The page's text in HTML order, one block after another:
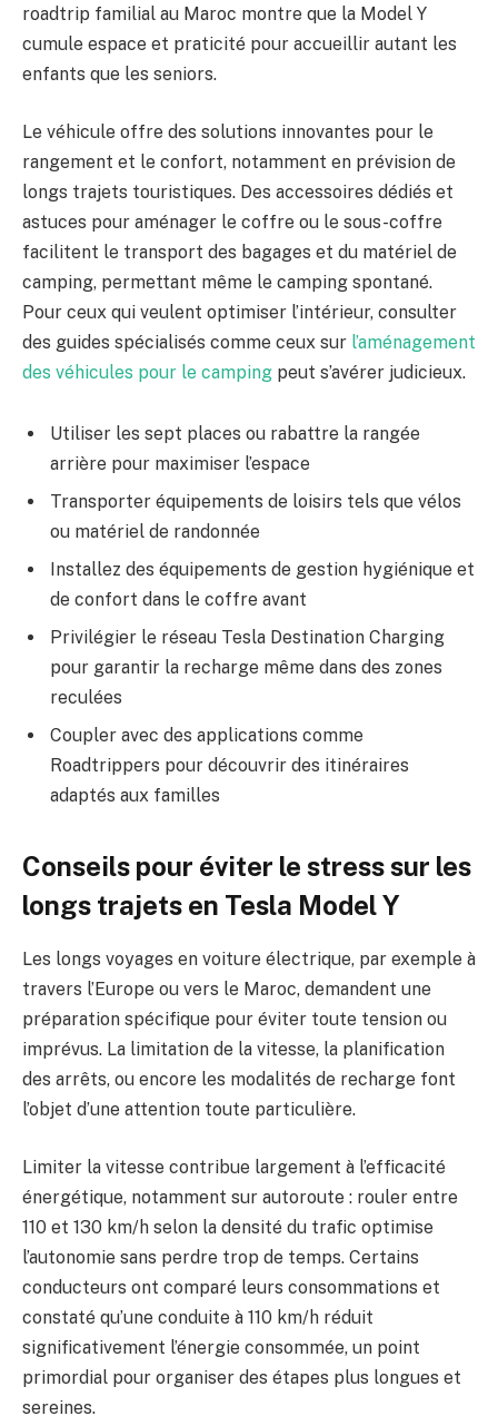
roadtrip familial au Maroc montre que la Model Y
cumule espace et praticité pour accueillir autant les
enfants que les seniors.
Le véhicule offre des solutions innovantes pour le
rangement et le confort, notamment en prévision de
longs trajets touristiques. Des accessoires dédiés et
astuces pour aménager le coffre ou le sous-coffre
facilitent le transport des bagages et du matériel de
camping, permettant même le camping spontané.
Pour ceux qui veulent optimiser l’intérieur, consulter
des guides spécialisés comme ceux sur l’aménagement
des véhicules pour le camping peut s’avérer judicieux.
Utiliser les sept places ou rabattre la rangée
arrière pour maximiser l’espace
Transporter équipements de loisirs tels que vélos
ou matériel de randonnée
Installez des équipements de gestion hygiénique et
de confort dans le coffre avant
Privilégier le réseau Tesla Destination Charging
pour garantir la recharge même dans des zones
reculées
Coupler avec des applications comme
Roadtrippers pour découvrir des itinéraires
adaptés aux familles
Conseils pour éviter le stress sur les
longs trajets en Tesla Model Y
Les longs voyages en voiture électrique, par exemple à
travers l’Europe ou vers le Maroc, demandent une
préparation spécifique pour éviter toute tension ou
imprévus. La limitation de la vitesse, la planification
des arrêts, ou encore les modalités de recharge font
l’objet d’une attention toute particulière.
Limiter la vitesse contribue largement à l’efficacité
énergétique, notamment sur autoroute : rouler entre
110 et 130 km/h selon la densité du trafic optimise
l’autonomie sans perdre trop de temps. Certains
conducteurs ont comparé leurs consommations et
constaté qu’une conduite à 110 km/h réduit
significativement l’énergie consommée, un point
primordial pour organiser des étapes plus longues et
sereines.